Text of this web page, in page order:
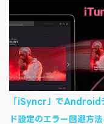
「iSyncr」でAndroid
ド設定のエラー回避方